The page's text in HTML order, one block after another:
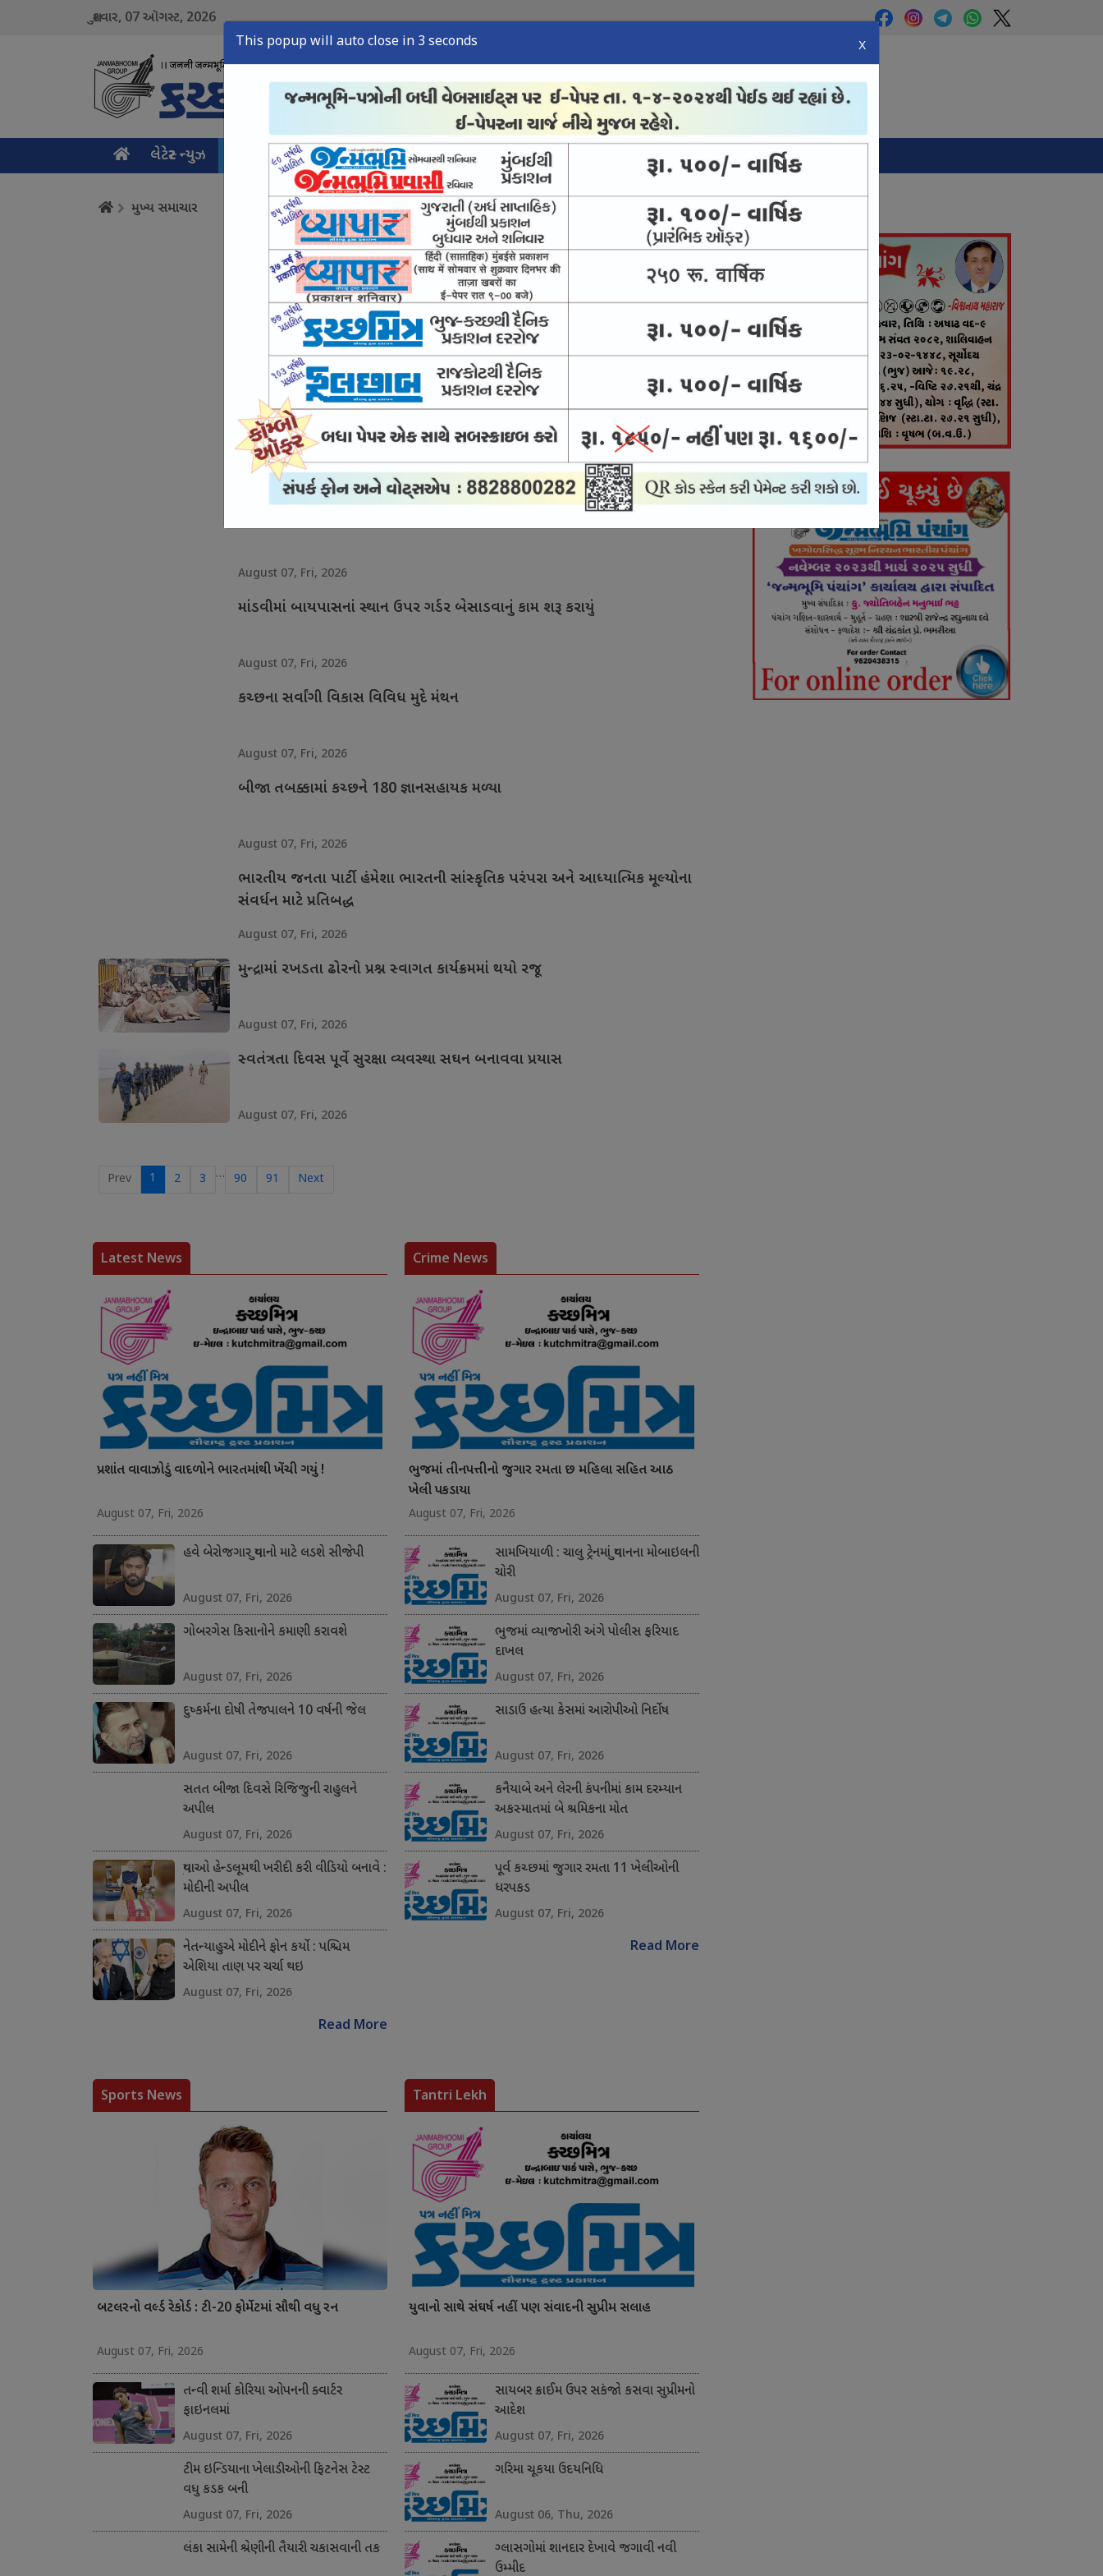
શુક્રવાર, 07ઑગસ્ટ, 2026
લેટેસ્ટ ન્યુઝ મુખ્ય સમાચાર ક્રાઇમ ન્યુઝ સ્પોર્ટ્સ ન્યુઝ તંત્રી લેખ ઈ-પેપર
This popup will auto close in 2 seconds X
મુખ્ય સમાચાર
કચ્છનું વણાટકામ એક વારસો અને જીવંત ઉદ્યોગ
August 07, Fri, 2026
શિણાય ડેમથી આદિપુરને પીવાનું પાણી આપવાની યોજના નિષ્ફળ
August 07, Fri, 2026
માનસિક સ્વાસ્થ્યની સારવાર માટે દેશને મળશે કુશળ માનવબળ
August 07, Fri, 2026
ભુજના આઇકોનિક માર્ગના બીજા તબક્કાનું કામ શરૂ થતાં આનંદો
August 07, Fri, 2026
માંડવીમાં બાયપાસનાં સ્થાન ઉપર ગર્ડર બેસાડવાનું કામ શરૂ કરાયું
August 07, Fri, 2026
કચ્છના સર્વાંગી વિકાસ વિવિધ મુદે મંથન
August 07, Fri, 2026
બીજા તબક્કામાં કચ્છને 180 જ્ઞાનસહાયક મળ્યા
August 07, Fri, 2026
ભારતીય જનતા પાર્ટી હંમેશા ભારતની સાંસ્કૃતિક પરંપરા અને આધ્યાત્મિક મૂલ્યોના
સંવર્ધન માટે પ્રતિબદ્ધ
August 07, Fri, 2026
મુન્દ્રામાં રખડતા ઢોરનો પ્રશ્ન સ્વાગત કાર્યક્રમમાં થયો રજૂ
August 07, Fri, 2026
સ્વતંત્રતા દિવસ પૂર્વે સુરક્ષા વ્યવસ્થા સઘન બનાવવા પ્રયાસ
August 07, Fri, 2026
Prev 1 2 3 … 90 91 Next
Panchang
Latest News
પ્રશાંત વાવાઝોડું વાદળોને ભારતમાંથી ખેંચી ગયું !
August 07, Fri, 2026
હવે બેરોજગાર યુવાનો માટે લડશે સીજેપી
August 07, Fri, 2026
ગોબરગેસ કિસાનોને કમાણી કરાવશે
August 07, Fri, 2026
દુષ્કર્મના દોષી તેજપાલને 10 વર્ષની જેલ
August 07, Fri, 2026
સતત બીજા દિવસે રિજિજુની રાહુલને
અપીલ
August 07, Fri, 2026
યુવાઓ હેન્ડલૂમથી ખરીદી કરી વીડિયો બનાવે :
મોદીની અપીલ
August 07, Fri, 2026
નેતન્યાહુએ મોદીને ફોન કર્યો : પશ્ચિમ
એશિયા તાણ પર ચર્ચા થઇ
August 07, Fri, 2026
Read More
Crime News
ભુજમાં તીનપત્તીનો જુગાર રમતા છ મહિલા સહિત આઠ
ખેલી પકડાયા
August 07, Fri, 2026
સામખિયાળી : ચાલુ ટ્રેનમાં યુવાનના મોબાઇલની
ચોરી
August 07, Fri, 2026
ભુજમાં વ્યાજખોરી અંગે પોલીસ ફરિયાદ
દાખલ
August 07, Fri, 2026
સાડાઉ હત્યા કેસમાં આરોપીઓ નિર્દોષ
August 07, Fri, 2026
કનૈયાબે અને લેરની કંપનીમાં કામ દરમ્યાન
અકસ્માતમાં બે શ્રમિકના મોત
August 07, Fri, 2026
પૂર્વ કચ્છમાં જુગાર રમતા 11 ખેલીઓની
ધરપકડ
August 07, Fri, 2026
Read More
Sports News
બટલરનો વર્લ્ડ રેકોર્ડ : ટી-20 ફોર્મેટમાં સૌથી વધુ રન
August 07, Fri, 2026
તન્વી શર્મા કોરિયા ઓપનની ક્વાર્ટર
ફાઇનલમાં
August 07, Fri, 2026
ટીમ ઇન્ડિયાના ખેલાડીઓની ફિટનેસ ટેસ્ટ
વધુ કડક બની
August 07, Fri, 2026
લંકા સામેની શ્રેણીની તૈયારી ચકાસવાની તક
Tantri Lekh
યુવાનો સાથે સંઘર્ષ નહીં પણ સંવાદની સુપ્રીમ સલાહ
August 07, Fri, 2026
સાયબર ક્રાઈમ ઉપર સકંજો કસવા સુપ્રીમનો
આદેશ
August 07, Fri, 2026
ગરિમા ચૂકયા ઉદયનિધિ
August 06, Thu, 2026
ગ્લાસગોમાં શાનદાર દેખાવે જગાવી નવી
ઉમ્મીદ